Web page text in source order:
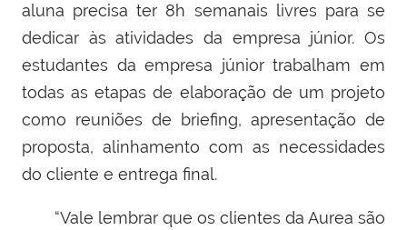
aluna precisa ter 8h semanais livres para se
dedicar às atividades da empresa júnior. Os
estudantes da empresa júnior trabalham em
todas as etapas de elaboração de um projeto
como reuniões de briefing, apresentação de
proposta, alinhamento com as necessidades
do cliente e entrega final.
“Vale lembrar que os clientes da Aurea são